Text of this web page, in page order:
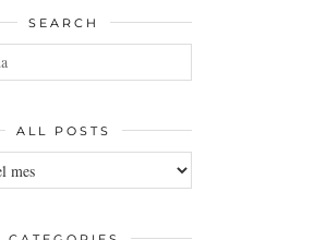
SEARCH
ALL POSTS